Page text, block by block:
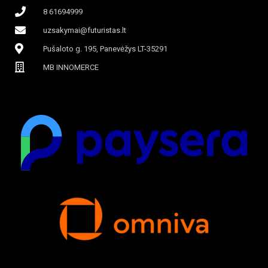
8 61694999
uzsakymai@futuristas.lt
Pušaloto g. 195, Panevėžys LT-35291
MB INNOMERCE